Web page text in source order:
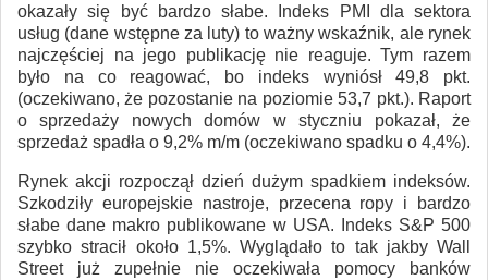
okazały się być bardzo słabe. Indeks PMI dla sektora
usług (dane wstępne za luty) to ważny wskaźnik, ale rynek
najczęściej na jego publikację nie reaguje. Tym razem
było na co reagować, bo indeks wyniósł 49,8 pkt.
(oczekiwano, że pozostanie na poziomie 53,7 pkt.). Raport
o sprzedaży nowych domów w styczniu pokazał, że
sprzedaż spadła o 9,2% m/m (oczekiwano spadku o 4,4%).
Rynek akcji rozpoczął dzień dużym spadkiem indeksów.
Szkodziły europejskie nastroje, przecena ropy i bardzo
słabe dane makro publikowane w USA. Indeks S&P 500
szybko stracił około 1,5%. Wyglądało to tak jakby Wall
Street już zupełnie nie oczekiwała pomocy banków